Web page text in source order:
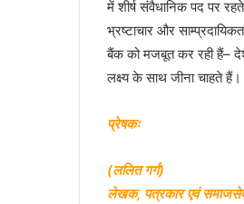
में शीर्ष संवैधानिक पद पर
भ्रष्टाचार और
बैंक को मजबूत कर रही हैं–
लक्ष्य के साथ जीना चाहते
प्रेषकः
(ललित गर्ग)
लेखक, पत्रकार एवं